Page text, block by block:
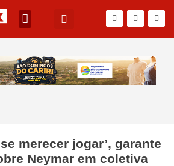
merecer jogar’, garante
Neymar em coletiva